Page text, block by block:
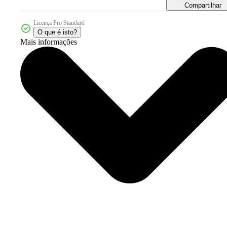
Compartilhar
Licença Pro Standard
O que é isto?
Mais informações